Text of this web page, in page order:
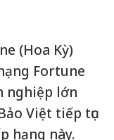
(Hoa Kỳ)
Fortune
nghiệp lớn
Việt tiếp tục
hạng này.